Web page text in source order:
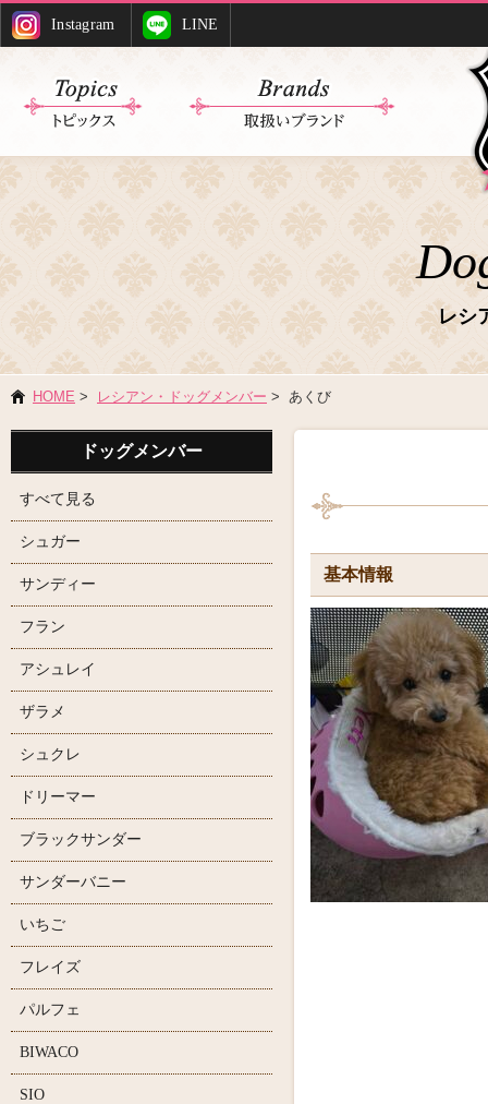
Instagram LINE
レシ
HOME > レシアン・ドッグメンバー > あくび
基本情報
ドッグメンバー
すべて見る
シュガー
サンディー
フラン
アシュレイ
ザラメ
シュクレ
ドリーマー
ブラックサンダー
サンダーバニー
いちご
フレイズ
パルフェ
BIWACO
SIO